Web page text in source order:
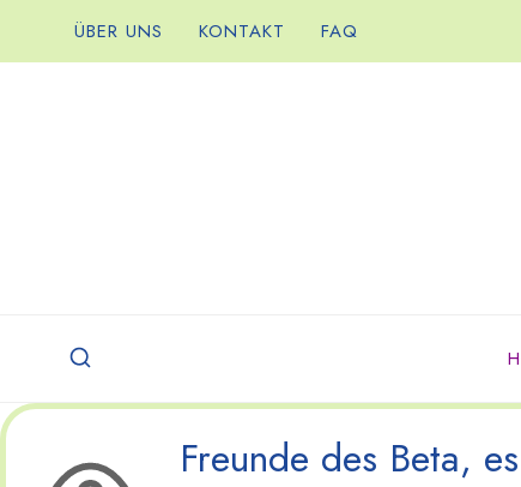
ÜBER UNS KONTAKT FAQ
Freunde des Beta,